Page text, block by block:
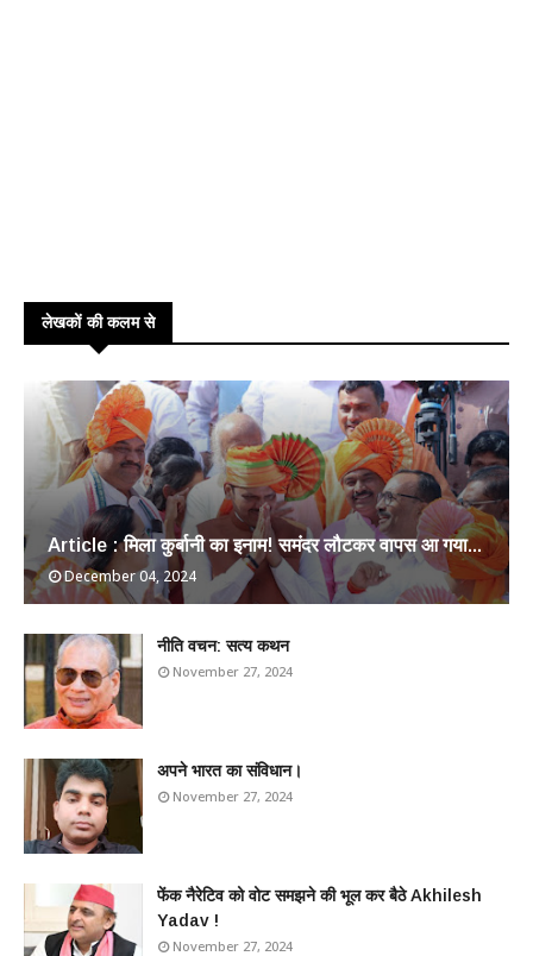
लेखकों की कलम से
Article : मिला कुर्बानी का इनाम! समंदर लौटकर वापस आ गया...
December 04, 2024
​नीति वचन: सत्य कथन
November 27, 2024
अपने भारत का संविधान।
November 27, 2024
फेंक नैरेटिव को वोट समझने की भूल कर बैठे Akhilesh
Yadav !
November 27, 2024